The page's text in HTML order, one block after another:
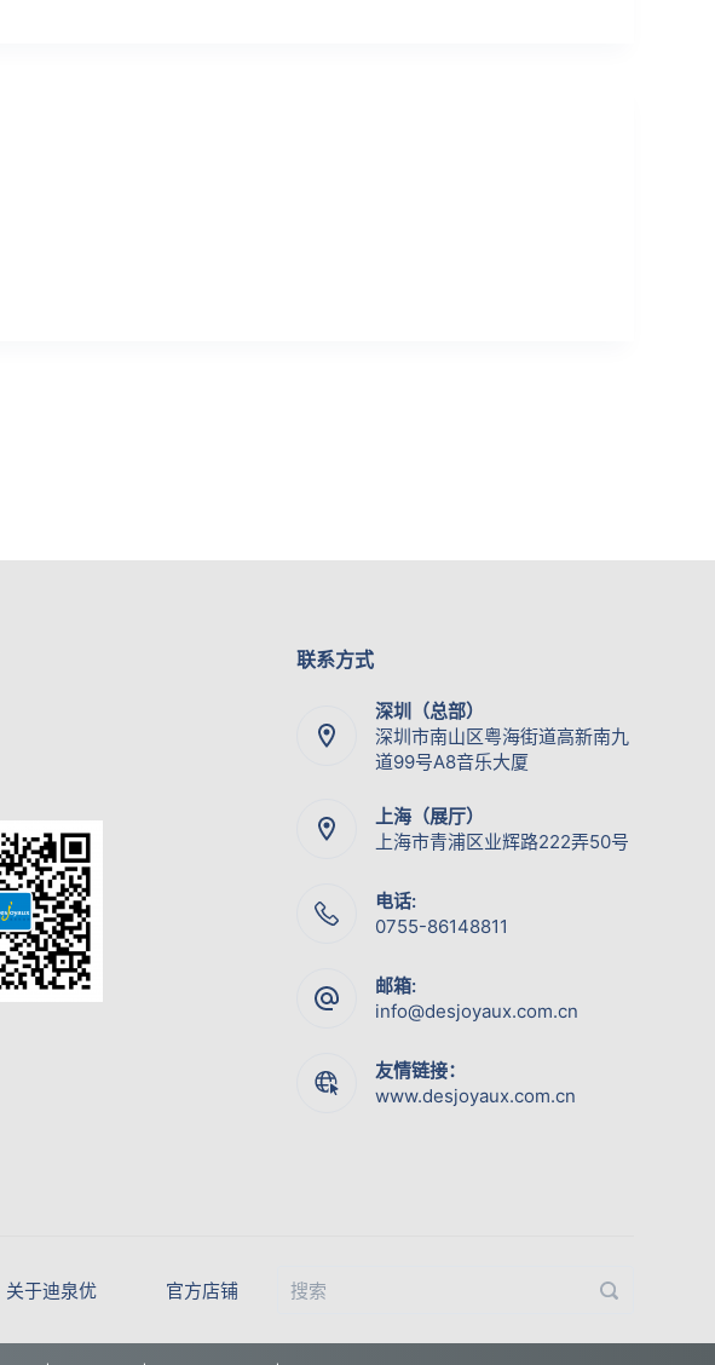
联系方式
深圳（总部）
深圳市南山区粤海街道高新南九
道99号A8音乐大厦
上海（展厅）
上海市青浦区业辉路222弄50号
电话:
0755-86148811
邮箱:
info@desjoyaux.com.cn
友情链接：
www.desjoyaux.com.cn
关于迪泉优 官方店铺